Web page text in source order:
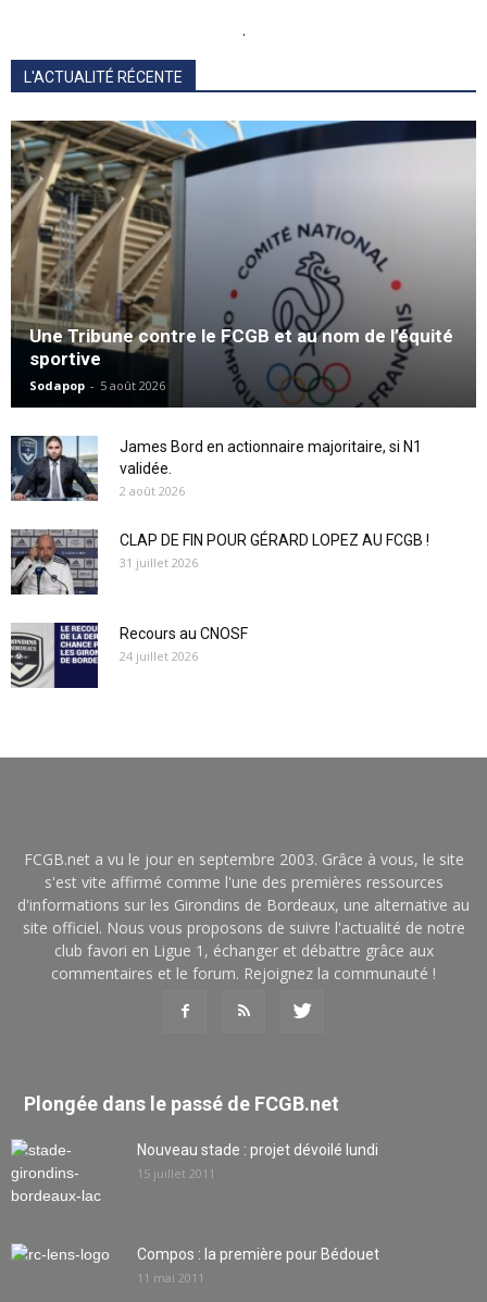
.
L'ACTUALITÉ RÉCENTE
Une Tribune contre le FCGB et au nom de l’équité
sportive
Sodapop - 5 août 2026
James Bord en actionnaire majoritaire, si N1
validée.
2 août 2026
CLAP DE FIN POUR GÉRARD LOPEZ AU FCGB !
31 juillet 2026
Recours au CNOSF
24 juillet 2026
FCGB.net a vu le jour en septembre 2003. Grâce à vous, le site
s'est vite affirmé comme l'une des premières ressources
d'informations sur les Girondins de Bordeaux, une alternative au
site officiel. Nous vous proposons de suivre l'actualité de notre
club favori en Ligue 1, échanger et débattre grâce aux
commentaires et le forum. Rejoignez la communauté !
Plongée dans le passé de FCGB.net
Nouveau stade : projet dévoilé lundi
15 juillet 2011
Compos : la première pour Bédouet
11 mai 2011